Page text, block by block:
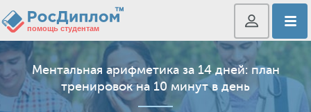
Ментальная арифметика за 14 дней: план
тренировок на 10 минут в день